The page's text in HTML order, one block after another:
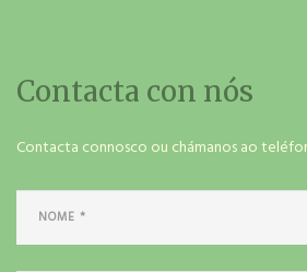
Contacta con nós
Contacta connosco ou chámanos ao